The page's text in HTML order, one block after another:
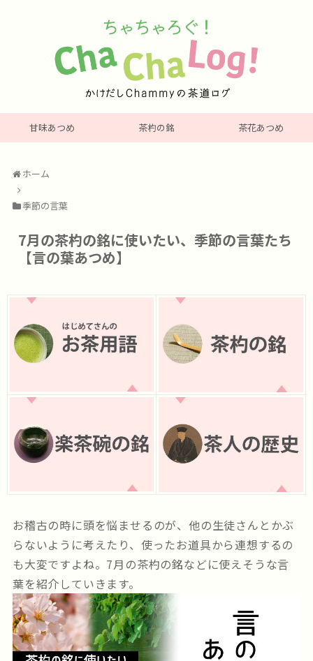
甘味あつめ 茶杓の銘 茶花あつめ
ホーム
季節の言葉
7月の茶杓の銘に使いたい、季節の言葉たち
【言の葉あつめ】
お稽古の時に頭を悩ませるのが、他の生徒さんとかぶ
らないように考えたり、使ったお道具から連想するの
も大変ですよね。7月の茶杓の銘などに使えそうな言
葉を紹介していきます。